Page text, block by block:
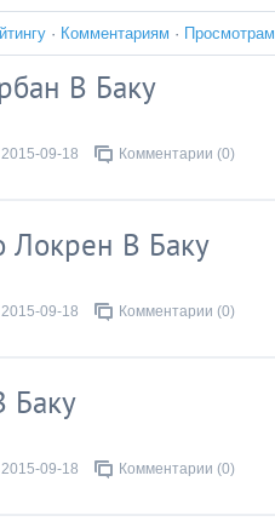
· Комментариям · Просмотрам
В Баку
2015-09-18 Комментарии (0)
Локрен В Баку
2015-09-18 Комментарии (0)
Баку
2015-09-18 Комментарии (0)